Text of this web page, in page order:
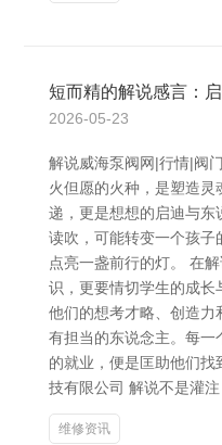
短而精的解说感言：
2026-05-23
解说威海泵阀网|行情|阀
火但愿的火种，是塑造
递，更是想想的启迪与
读吹，可能转变一个孩
点亮一盏前行的灯。 在
识，更要情切学生的成长
他们的想考才略、创造力
有担当的东说念主。每
的就业，便是匡助他们
技有限公司 解说不是灌
维修资讯